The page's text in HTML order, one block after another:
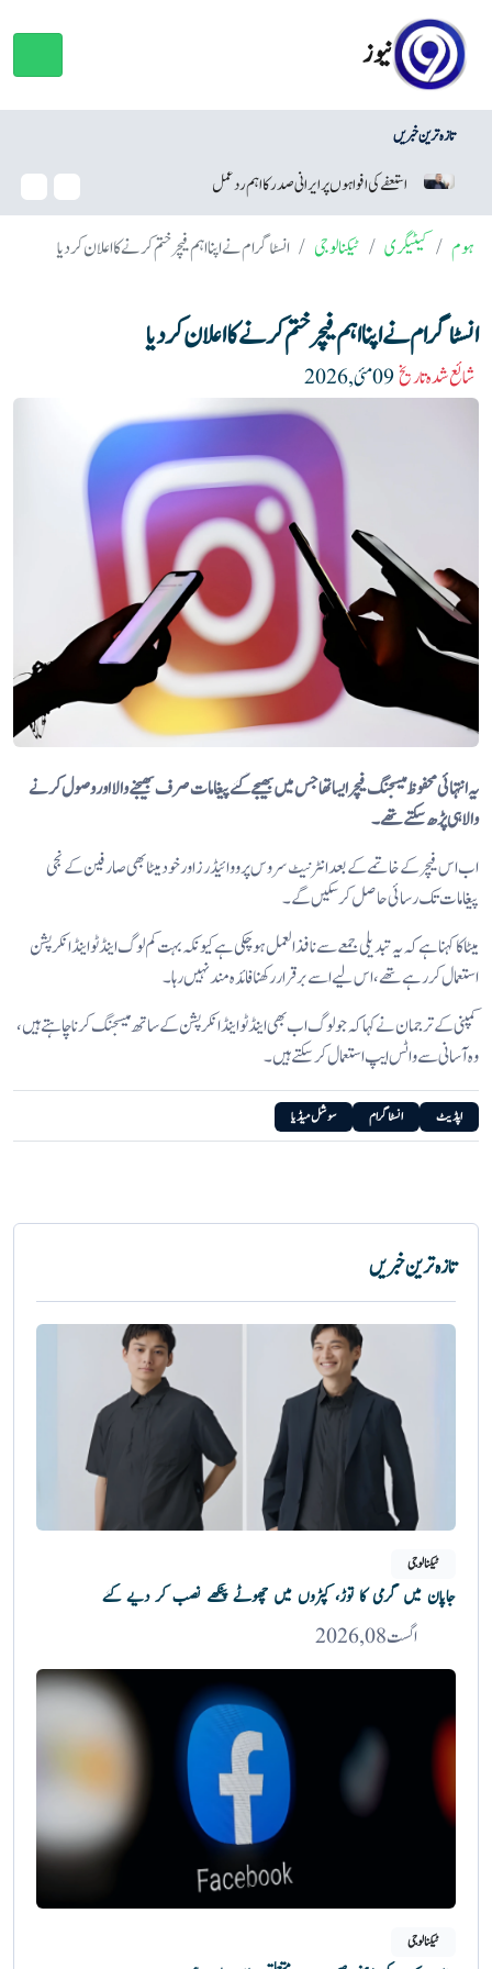
نیوز
تازہ ترین خبریں
افواہوں پر ایرانی صدر کا اہم ردعمل وائٹ ہاؤس بال روم
ہوم کیٹیگری ٹیکنالوجی انسٹاگرام نے اپنا اہم فیچر ختم کرنے کا اعلان کر دیا
انسٹاگرام نے اپنا اہم فیچر ختم کرنے کا اعلان کر دیا
شائع شدہ تاریخ
یہ انتہائی محفوظ میسجنگ فیچر ایسا تھا جس میں بھیجے گئے پیغامات صرف بھیجنے والا اور وصول کرنے
والا ہی پڑھ سکتے تھے۔
اب اس فیچر کے خاتمے کے بعد انٹرنیٹ سروس پرووائیڈرز اور خود میٹا بھی صارفین کے نجی
پیغامات تک رسائی حاصل کر سکیں گے۔
میٹا کا کہنا ہے کہ یہ تبدیلی جمعے سے نافذ العمل ہو چکی ہے کیونکہ بہت کم لوگ اینڈ ٹو اینڈ انکرپشن
استعمال کر رہے تھے، اس لیے اسے برقرار رکھنا فائدہ مند نہیں رہا۔
کمپنی کے ترجمان نے کہا کہ جو لوگ اب بھی اینڈ ٹو اینڈ انکرپشن کے ساتھ میسجنگ کرنا چاہتے ہیں،
وہ آسانی سے واٹس ایپ استعمال کر سکتے ہیں۔
اپڈیٹ انسٹاگرام سوشل میڈیا
تازہ ترین خبریں
ٹیکنالوجی
جاپان میں گرمی کا توڑ، کپڑوں میں چھوٹے پنکھے نصب کر دیے گئے
اگست 08, 2026
ٹیکنالوجی